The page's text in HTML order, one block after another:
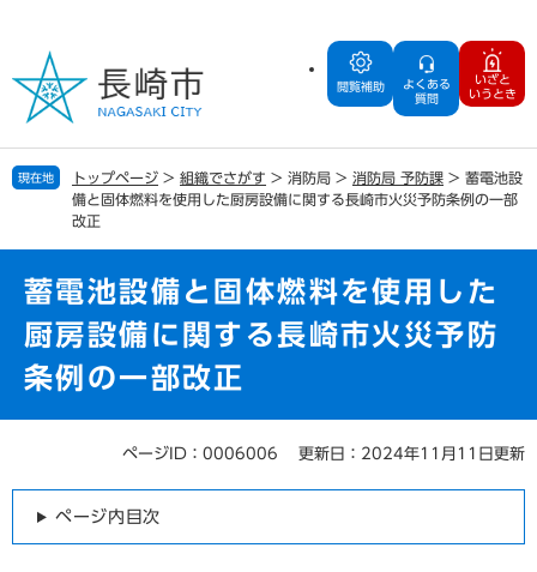
の
で
す
ー
ば
し
閲覧補助
よくある
質問
いざと
いうとき
現在地 トップページ > 組織でさがす > 消防局 > 消防局 予防課 > 蓄電池設
備と固体燃料を使用した厨房設備に関する長崎市火災予防条例の一部
改正
蓄電池設備と固体燃料を使用した
厨房設備に関する長崎市火災予防
条例の一部改正
ページID：0006006 更新日：2024年11月11日更新
ページ内目次